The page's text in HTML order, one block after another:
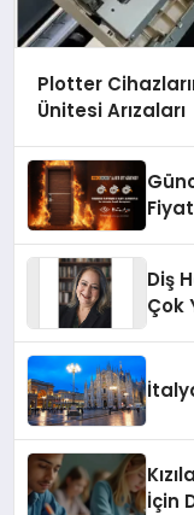
Plotter
Ünitesi Arızaları
Diş
Çok
İçin